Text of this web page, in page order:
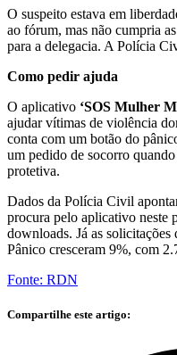
O suspeito estava em
ao fórum, mas não cumpria
para a delegacia. A Polícia
Como pedir ajuda
O aplicativo ‘SOS Mulher
ajudar vítimas de violência
conta com um botão do
um pedido de socorro
protetiva.
Dados da Polícia Civil
procura pelo aplicativo neste
downloads. Já as
Pânico cresceram 9%, com
Fonte: RDN
Compartilhe este artigo: